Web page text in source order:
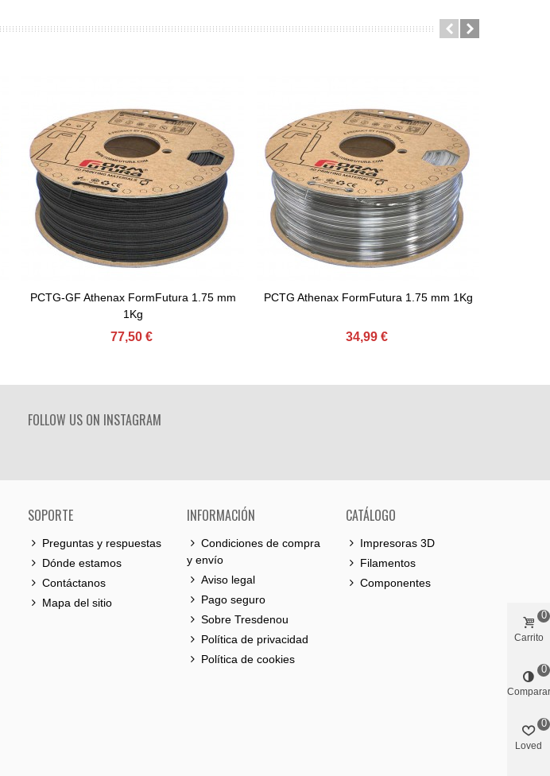
Adicionar Ao Carrinho
PCTG-GF Athenax FormFutura 1.75 mm
1Kg
77,50 €
Adicionar Ao Carrinho
PCTG Athenax FormFutura 1.75 mm 1Kg
34,99 €
FOLLOW US ON INSTAGRAM
SOPORTE
Preguntas y respuestas
Dónde estamos
Contáctanos
Mapa del sitio
INFORMACIÓN
Condiciones de compra
y envío
Aviso legal
Pago seguro
Sobre Tresdenou
Política de privacidad
Política de cookies
CATÁLOGO
Impresoras 3D
Filamentos
Componentes
Carrito
0
Comparar
0
Loved
0